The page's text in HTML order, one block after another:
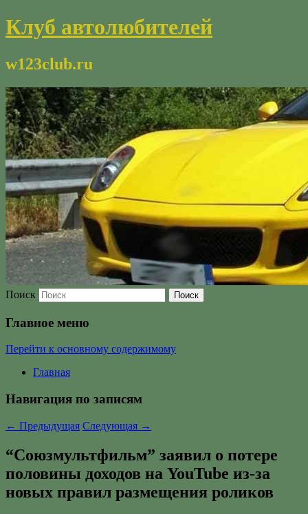
Клуб автолюбителей
w123club.ru
Поиск
Главное меню
Перейти к основному содержимому
Главная
Навигация по записям
← Предыдущая Следующая →
“Союзмультфильм” заявил о потере
половины доходов на YouTube из-за
новых правил размещения роликов